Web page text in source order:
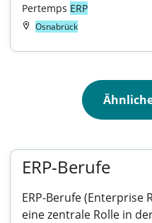
Pertemps ERP
Osnabrück
ERP-Berufe
ERP-Berufe (Enterprise
eine zentrale Rolle in